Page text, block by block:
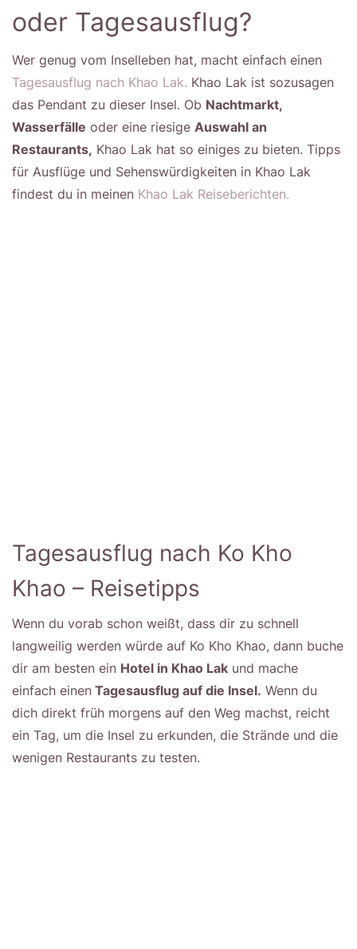
oder Tagesausflug?
Wer genug vom Inselleben hat, macht einfach einen
Tagesausflug nach Khao Lak. Khao Lak ist sozusagen
das Pendant zu dieser Insel. Ob Nachtmarkt,
Wasserfälle oder eine riesige Auswahl an
Restaurants, Khao Lak hat so einiges zu bieten. Tipps
für Ausflüge und Sehenswürdigkeiten in Khao Lak
findest du in meinen Khao Lak Reiseberichten.
Tagesausflug nach Ko Kho
Khao – Reisetipps
Wenn du vorab schon weißt, dass dir zu schnell
langweilig werden würde auf Ko Kho Khao, dann buche
dir am besten ein Hotel in Khao Lak und mache
einfach einen Tagesausflug auf die Insel. Wenn du
dich direkt früh morgens auf den Weg machst, reicht
ein Tag, um die Insel zu erkunden, die Strände und die
wenigen Restaurants zu testen.